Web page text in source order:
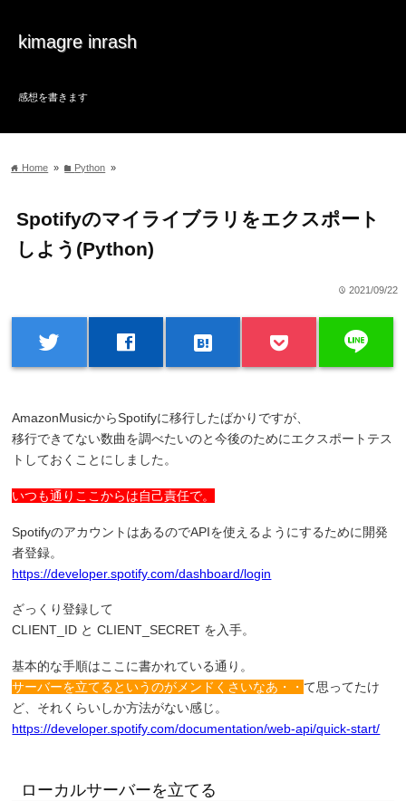
kimagre inrash
感想を書きます
home Home » folder Python »
Spotifyのマイライブラリをエクスポート
しよう(Python)
time 2021/09/22
twitter facebook hatenabookmark line
AmazonMusicからSpotifyに移行したばかりですが、
移行できてない数曲を調べたいのと今後のためにエクスポートテス
トしておくことにしました。
いつも通りここからは自己責任で。
SpotifyのアカウントはあるのでAPIを使えるようにするために開発
者登録。
https://developer.spotify.com/dashboard/login
ざっくり登録して
CLIENT_ID と CLIENT_SECRET を入手。
基本的な手順はここに書かれている通り。
サーバーを立てるというのがメンドくさいなあ・・ て思ってたけ
ど、それくらいしか方法がない感じ。
https://developer.spotify.com/documentation/web-api/quick-start/
ローカルサーバーを立てる